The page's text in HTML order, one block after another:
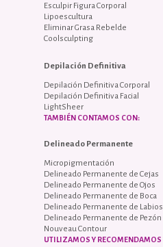
Esculpir Figura Corporal
Lipoescultura
Eliminar Grasa Rebelde
Coolsculpting
Depilación Definitiva
Depilación Definitiva Corporal
Depilación Definitiva Facial
LightSheer
TAMBIÉN CONTAMOS CON:
Delineado Permanente
Micropigmentación
Delineado Permanente de Cejas
Delineado Permanente de Ojos
Delineado Permanente de Boca
Delineado Permanente de Labios
Delineado Permanente de Pezón
Nouveau Contour
UTILIZAMOS Y RECOMENDAMOS